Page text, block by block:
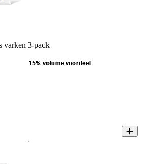
varken 3-pack
15% volume voordeel